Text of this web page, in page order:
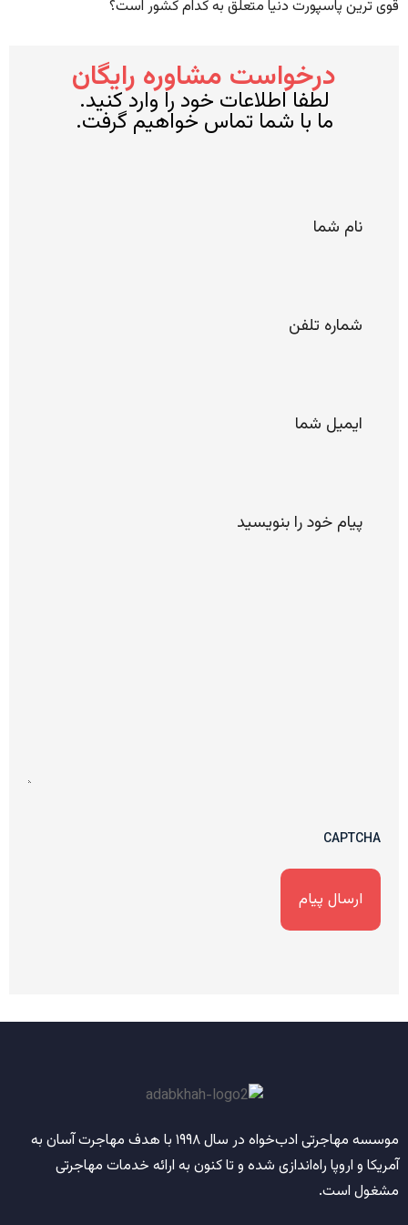
قوی ترین پاسپورت دنیا متعلق به کدام کشور است؟
درخواست مشاوره رایگان
لطفا اطلاعات خود را وارد کنید.
ما با شما تماس خواهیم گرفت.
شما
تلفن
خود را
لطفا
CAPTCHA
موسسه مهاجرتی ادب‌خواه در سال
با هدف مهاجرت آسان به
آمریکا و اروپا راه‌اندازی شده و تا کنون به ارائه خدمات مهاجرتی
مشغول است.